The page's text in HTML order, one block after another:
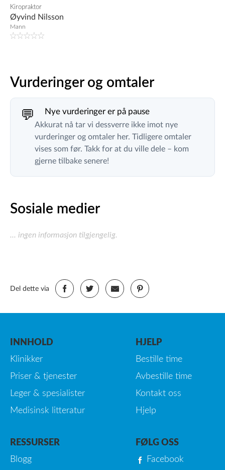
Kiropraktor
Øyvind Nilsson
Mann
Vurderinger og omtaler
💬 Nye vurderinger er på pause
Akkurat nå tar vi dessverre ikke imot nye
vurderinger og omtaler her. Tidligere omtaler
vises som før. Takk for at du ville dele – kom
gjerne tilbake senere!
Sosiale medier
... ingen informasjon tilgjengelig.
Del dette via
INNHOLD
Klinikker
Priser & tjenester
Leger & spesialister
Medisinsk litteratur
HJELP
Bestille time
Avbestille time
Kontakt oss
Hjelp
RESSURSER
Blogg
FØLG OSS
Facebook